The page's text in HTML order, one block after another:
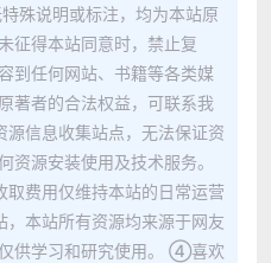
殊说明或标注，均为本站原
征得本站同意时，禁止复
到任何网站、书籍等各类媒
著者的合法权益，可联系我
信息收集站点，无法保证资
资源安装使用及技术服务。
费用仅维持本站的日常运营
本站所有资源均来源于网友
供学习和研究使用。 ④喜欢